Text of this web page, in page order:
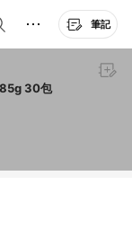
筆記
統一 統一麵 肉燥風味 特大號 85g 30包